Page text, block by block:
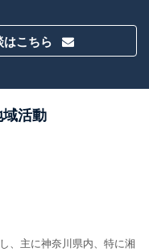
こちら
活動
、主に神奈川県内、特に湘